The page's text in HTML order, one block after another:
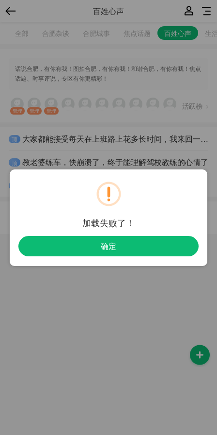
百姓心声
全部 合肥杂谈 合肥城事 焦点话题 百姓心声 生
话说合肥，有你有我！图拍合肥，有你有我！和谐合肥，有你有我！焦点
话题、时事评说，专区有你更精彩！
活跃榜
管理 管理 管理
顶 大家都能接受每天在上班路上花多长时间，我来回一个半小时还好
顶 教老婆练车，快崩溃了，终于能理解驾校教练的心情了
电脑有各种的优点好处,便您知道电脑对人体有哪些危害吗？没事多走动走动，让病痛远离你
加载失败了！
确定